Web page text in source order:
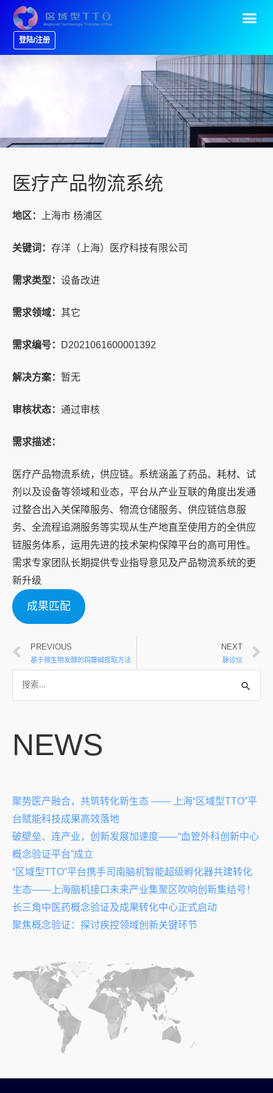
登陆/注册
医疗产品物流系统
地区： 上海市 杨浦区
关键词： 存洋（上海）医疗科技有限公司
需求类型： 设备改进
需求领域： 其它
需求编号： D2021061600001392
解决方案： 暂无
审核状态： 通过审核
需求描述：
医疗产品物流系统，供应链。系统涵盖了药品、耗材、试
剂以及设备等领域和业态，平台从产业互联的角度出发通
过整合出入关保障服务、物流仓储服务、供应链信息服
务、全流程追溯服务等实现从生产地直至使用方的全供应
链服务体系，运用先进的技术架构保障平台的高可用性。
需求专家团队长期提供专业指导意见及产品物流系统的更
新升级
成果匹配
PREVIOUS
基于微生物发酵的钩藤碱提取方法
NEXT
脉诊仪
NEWS
聚势医产融合，共筑转化新生态 —— 上海“区域型TTO”平
台赋能科技成果高效落地
破壁垒、连产业，创新发展加速度——“血管外科创新中心
概念验证平台”成立
“区域型TTO”平台携手司南脑机智能超级孵化器共建转化
生态——上海脑机接口未来产业集聚区吹响创新集结号！
长三角中医药概念验证及成果转化中心正式启动
聚焦概念验证：探讨疾控领域创新关键环节